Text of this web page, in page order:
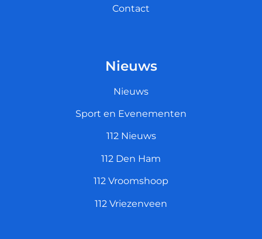
Contact
Nieuws
Nieuws
Sport en Evenementen
112 Nieuws
112 Den Ham
112 Vroomshoop
112 Vriezenveen